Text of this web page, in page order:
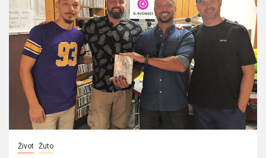
Život Žuto